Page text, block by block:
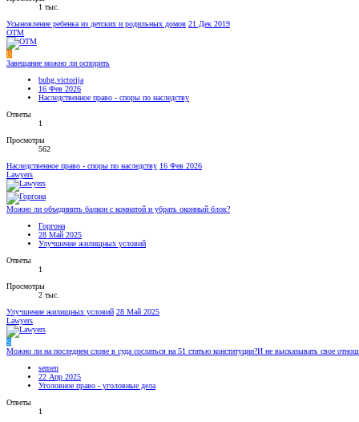
1 тыс.
Усыновление ребенка из детских и родильных домов 21 Дек 2019
OTM
B
Завещание можно ли оспорить
buhg.victorija
16 Фев 2026
Наследственное право - споры по наследству
Ответы
1
Просмотры
562
Наследственное право - споры по наследству 16 Фев 2026
Lawyers
Можно ли объединить балкон с комнатой и убрать оконный блок?
Горгона
28 Май 2025
Улучшение жилищных условий
Ответы
1
Просмотры
2 тыс.
Улучшение жилищных условий 28 Май 2025
Lawyers
S
Можно ли на последнем слове в суда сослаться на 51 статью конституции?И не высказывать свое
semen
22 Апр 2025
Уголовное право - уголовные дела
Ответы
1